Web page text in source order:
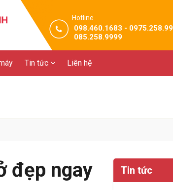
Hotline
098.460.1683 -
085.258.9999
Tin tức
Liên hệ
đẹp ngay
Tin tức